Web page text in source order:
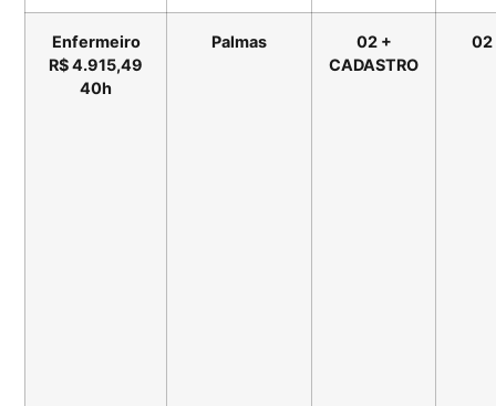
Enfermeiro
R$ 4.915,49
40h
Palmas
02 +
CADASTRO
02